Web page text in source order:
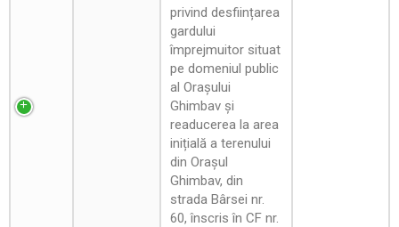
privind desființarea
gardului
împrejmuitor situat
pe domeniul public
al Orașului
Ghimbav și
readucerea la area
inițială a terenului
din Orașul
Ghimbav, din
strada Bârsei nr.
60, înscris în CF nr.